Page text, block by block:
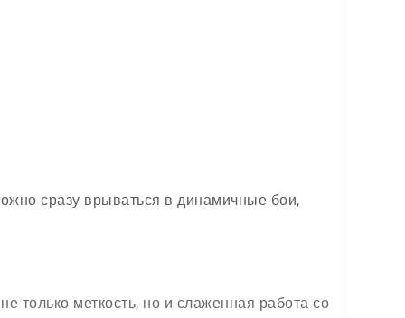
сразу врываться в динамичные бои,
только меткость, но и слаженная работа со